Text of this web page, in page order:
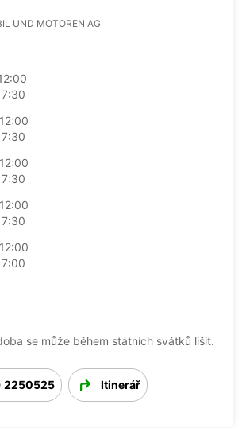
UND MOTOREN AG
se může během státních svátků lišit.
2250525 Itinerář